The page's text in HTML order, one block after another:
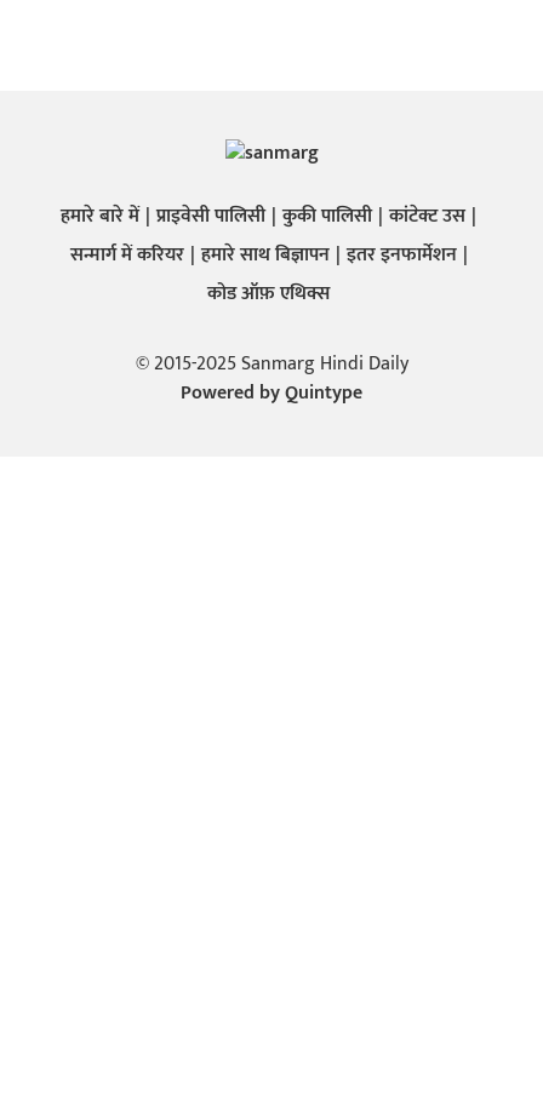
हमारे बारे में प्राइवेसी पालिसी कुकी पालिसी कांटेक्ट उस
सन्मार्ग में करियर हमारे साथ बिज्ञापन इतर इनफार्मेशन
कोड ऑफ़ एथिक्स
© 2015-2025 Sanmarg Hindi Daily
Powered byQuintype